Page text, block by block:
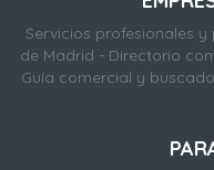
Servicios profesionales
de Madrid - Directorio
Guía comercial y